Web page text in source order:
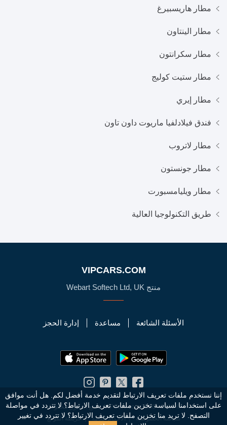
مطار هاريسبيرغ
مطار الينتاون
مطار سكرانتون
مطار ستيت كوليج
مطار إيري
فندق فيلادلفيا ماريوت داون تاون
مطار لاتروب
مطار جونستون
مطار ويليامسبورت
طريق التكنولوجيا العالية
VIPCARS.COM
منتج Webart Softech Ltd, UK
الأسئلة الشائعة مساعدة إدارة الحجز
سياسة الخصوصية الأحكام العامة خريطة الموقع
© 2010 - 2026 VIPCars.com. جميع الحقوق محفوظة
إننا نستخدم ملفات تعريف الارتباط لتقديم خدمة أفضل لكم. هل أنت موافق
على استخدامنا لسياسة تخزين ملفات تعريف الارتباط؟ لا تتردد في مواصلة
التصفح. لا تريد منا تخزين ملفات تعريف الارتباط؟ لا تتردد في تغيير